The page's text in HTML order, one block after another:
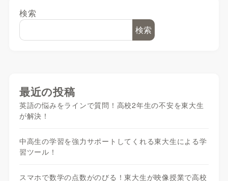
検索
検索
最近の投稿
英語の悩みをラインで質問！高校2年生の不安を東大生
が解決！
中高生の学習を強力サポートしてくれる東大生による学
習ツール！
スマホで数学の点数がのびる！東大生が映像授業で高校